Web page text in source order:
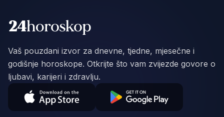
Vaš pouzdani izvor za dnevne, tjedne, mjesečne i
godišnje horoskope. Otkrijte što vam zvijezde govore o
ljubavi, karijeri i zdravlju.